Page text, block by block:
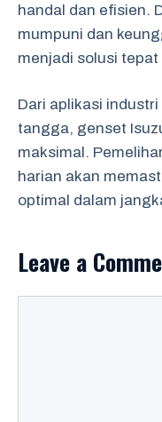
handal dan efisien.
mumpuni dan
menjadi solusi
Dari aplikasi
tangga, genset
maksimal.
harian akan
optimal dalam
Leave a